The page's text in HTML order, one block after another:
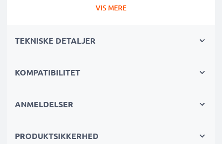
• YouTube, TikTok og Instagram
VIS MERE
TEKNISKE DETALJER
KOMPATIBILITET
ANMELDELSER
PRODUKTSIKKERHED